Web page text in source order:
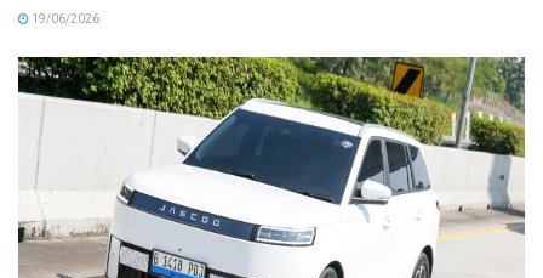
19/06/2026